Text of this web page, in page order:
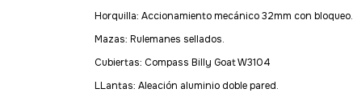
Horquilla: Accionamiento mecánico 32mm con bloqueo.
Mazas: Rulemanes sellados.
Cubiertas: Compass Billy Goat W3104
LLantas: Aleación aluminio doble pared.